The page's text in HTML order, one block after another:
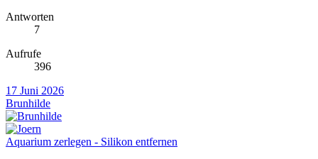
Antworten
7
Aufrufe
396
17 Juni 2026
Brunhilde
Aquarium zerlegen - Silikon entfernen